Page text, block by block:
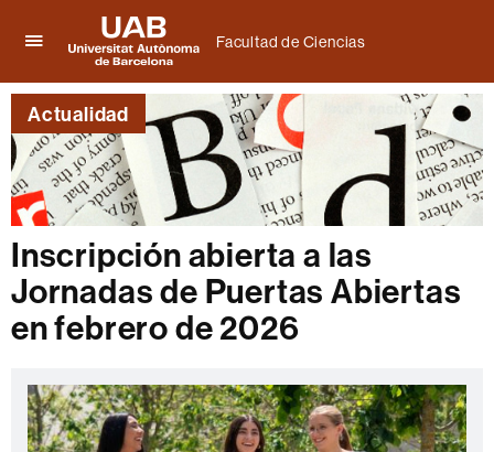
aquí
para
desplegar
el
menú
de
Facultad
Ciencias
Universitat
Autònoma
de
Barcelona
Facultad de Ciencias
Actualidad
Inscripción abierta a las
Jornadas de Puertas Abiertas
en febrero de 2026